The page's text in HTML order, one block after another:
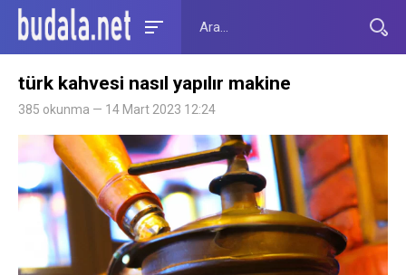
türk kahvesi nasıl yapılır makine
385 okunma — 14 Mart 2023 12:24